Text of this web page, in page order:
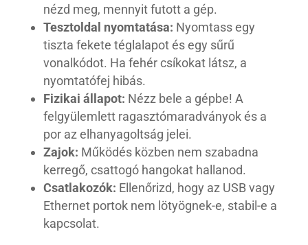
nézd meg, mennyit futott a gép.
Tesztoldal nyomtatása: Nyomtass egy
tiszta fekete téglalapot és egy sűrű
vonalkódot. Ha fehér csíkokat látsz, a
nyomtatófej hibás.
Fizikai állapot: Nézz bele a gépbe! A
felgyülemlett ragasztómaradványok és a
por az elhanyagoltság jelei.
Zajok: Működés közben nem szabadna
kerregő, csattogó hangokat hallanod.
Csatlakozók: Ellenőrizd, hogy az USB vagy
Ethernet portok nem lötyögnek-e, stabil-e a
kapcsolat.